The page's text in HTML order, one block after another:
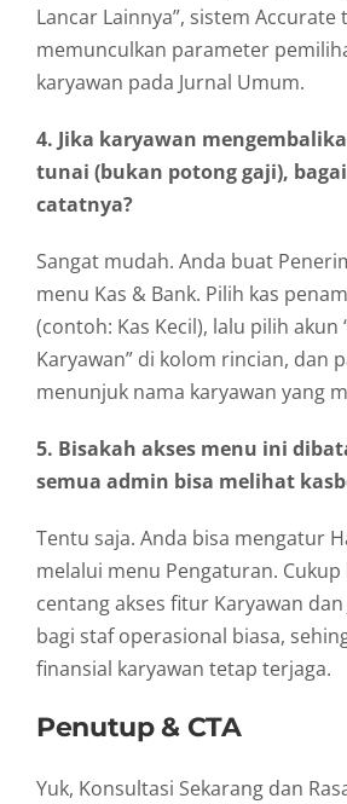
Lancar Lainnya”, sistem Accurate
memunculkan parameter
karyawan pada Jurnal Umum.
4. Jika karyawan
tunai (bukan potong gaji),
catatnya?
Sangat mudah. Anda buat
menu Kas & Bank. Pilih kas
(contoh: Kas Kecil), lalu pilih akun
Karyawan” di kolom rincian, dan
menunjuk nama karyawan yang
5. Bisakah akses menu ini
semua admin bisa melihat
Tentu saja. Anda bisa mengatur
melalui menu Pengaturan. Cukup
centang akses fitur Karyawan
bagi staf operasional biasa,
finansial karyawan tetap terjaga.
Penutup & CTA
Yuk, Konsultasi Sekarang dan